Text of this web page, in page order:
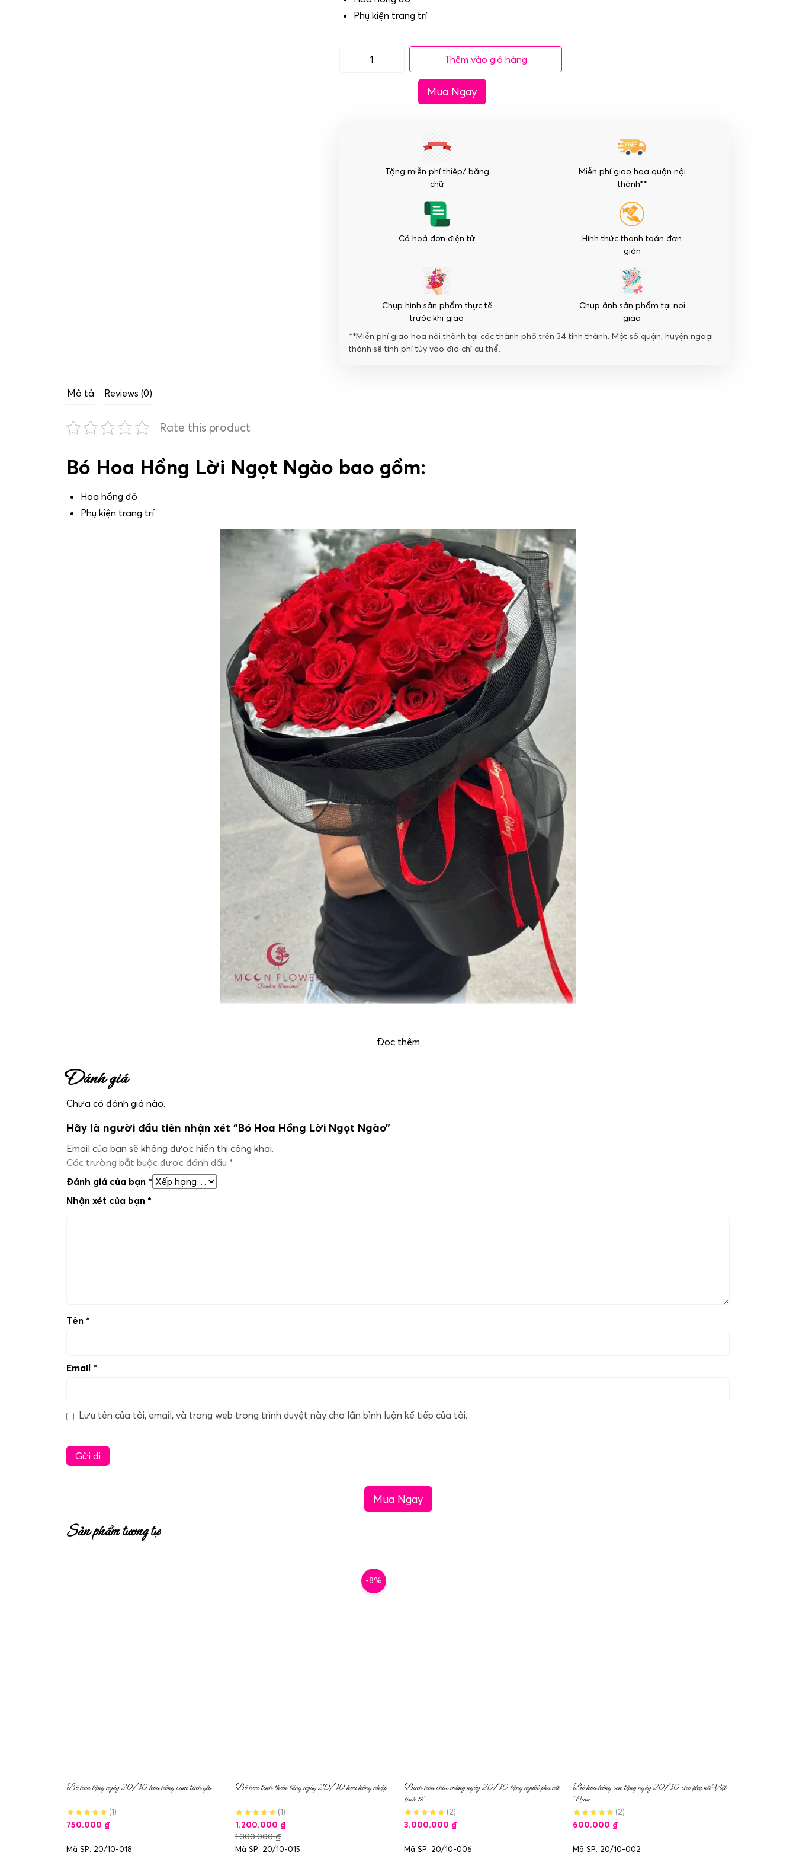
Phụ kiện trang trí
Bó
lượng
Thêm vào giỏ hàng
Mua Ngay
Tặng miễn phí thiệp/ băng
chữ
Miễn phí giao hoa quận nội
thành**
Có hoá đơn điện tử
Hình thức thanh toán đơn
giản
Chụp hình sản phẩm thực tế
trước khi giao
Chụp ảnh sản phẩm tại nơi
giao
**Miễn phí giao hoa nội thành tại các thành phố trên 34 tỉnh thành. Một số quận, huyện ngoại
thành sẽ tính phí tùy vào địa chỉ cụ thể.
Mô tả Reviews (0)
Rate this product
Bó Hoa Hồng Lời Ngọt Ngào bao gồm:
Hoa hồng đỏ
Phụ kiện trang trí
Đọc thêm
Đánh giá
Chưa có đánh giá nào.
Hãy là người đầu tiên nhận xét “Bó Hoa Hồng Lời Ngọt Ngào”
Email của bạn sẽ không được hiển thị công khai.
Các trường bắt buộc được đánh dấu *
Đánh giá của bạn *
Nhận xét của bạn *
Tên *
Email *
Lưu tên của tôi, email, và trang web trong trình duyệt này cho lần bình luận kế tiếp của tôi.
Mua Ngay
Sản phẩm tương tự
Bó hoa tặng ngày 20/10 hoa hồng cam tình yêu
(1)
750.000 ₫
Mã SP: 20/10-018
-8%
Bó hoa tình thân tặng ngày 20/10 hoa hồng nhập
(1)
1.200.000 ₫
1.300.000₫
Mã SP: 20/10-015
Bình hoa chúc mừng ngày 20/10 tặng người phụ nữ
tinh tế
(2)
3.000.000 ₫
Mã SP: 20/10-006
Bó hoa hồng sen tặng ngày 20/10 cho phụ nữ Việt
Nam
(2)
600.000 ₫
Mã SP: 20/10-002